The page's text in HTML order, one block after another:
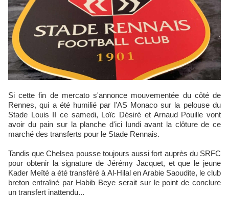
Si cette fin de mercato s'annonce mouvementée du côté de
Rennes, qui a été humilié par l'AS Monaco sur la pelouse du
Stade Louis II ce samedi, Loïc Désiré et Arnaud Pouille vont
avoir du pain sur la planche d'ici lundi avant la clôture de ce
marché des transferts pour le Stade Rennais.
Tandis que Chelsea pousse toujours aussi fort auprès du SRFC
pour obtenir la signature de Jérémy Jacquet, et que le jeune
Kader Meïté a été transféré à Al-Hilal en Arabie Saoudite, le club
breton entraîné par Habib Beye serait sur le point de conclure
un transfert inattendu...